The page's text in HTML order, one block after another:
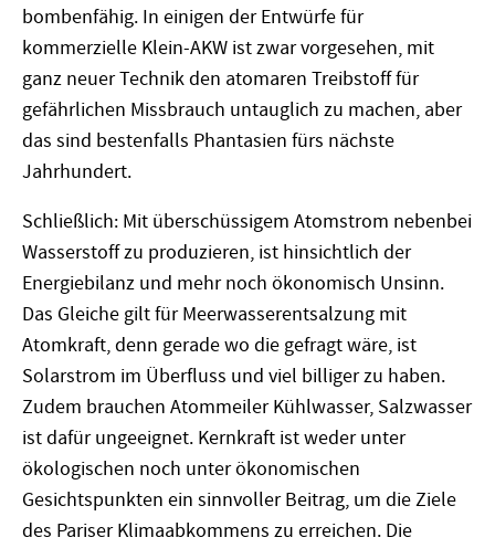
bombenfähig. In einigen der Entwürfe für
kommerzielle Klein-AKW ist zwar vorgesehen, mit
ganz neuer Technik den atomaren Treibstoff für
gefährlichen Missbrauch untauglich zu machen, aber
das sind bestenfalls Phantasien fürs nächste
Jahrhundert.
Schließlich: Mit überschüssigem Atomstrom nebenbei
Wasserstoff zu produzieren, ist hinsichtlich der
Energiebilanz und mehr noch ökonomisch Unsinn.
Das Gleiche gilt für Meerwasserentsalzung mit
Atomkraft, denn gerade wo die gefragt wäre, ist
Solarstrom im Überfluss und viel billiger zu haben.
Zudem brauchen Atommeiler Kühlwasser, Salzwasser
ist dafür ungeeignet. Kernkraft ist weder unter
ökologischen noch unter ökonomischen
Gesichtspunkten ein sinnvoller Beitrag, um die Ziele
des Pariser Klimaabkommens zu erreichen. Die